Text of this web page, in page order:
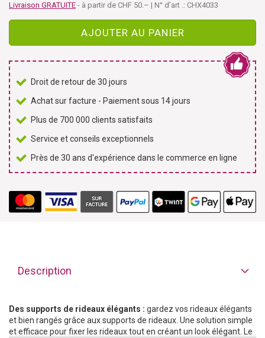
Livraison GRATUITE - à partir de CHF 50.– | N° d’art .: CHX4033
AJOUTER AU PANIER
Droit de retour de 30 jours
Achat sur facture - Paiement sous 14 jours
Plus de 700 000 clients satisfaits
Service et conseils exceptionnels
Près de 30 ans d'expérience dans le commerce en ligne
Description
Des supports de rideaux élégants : gardez vos rideaux élégants
et bien rangés grâce aux supports de rideaux. Une solution simple
et efficace pour fixer les rideaux tout en créant un look élégant. Le